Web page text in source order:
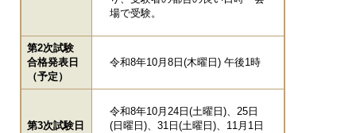
場で受験。
第2次試験
合格発表日
（予定）
令和8年10月8日(木曜日) 午後1時
第3次試験日
令和8年10月24日(土曜日)、25日
(日曜日)、31日(土曜日)、11月1日